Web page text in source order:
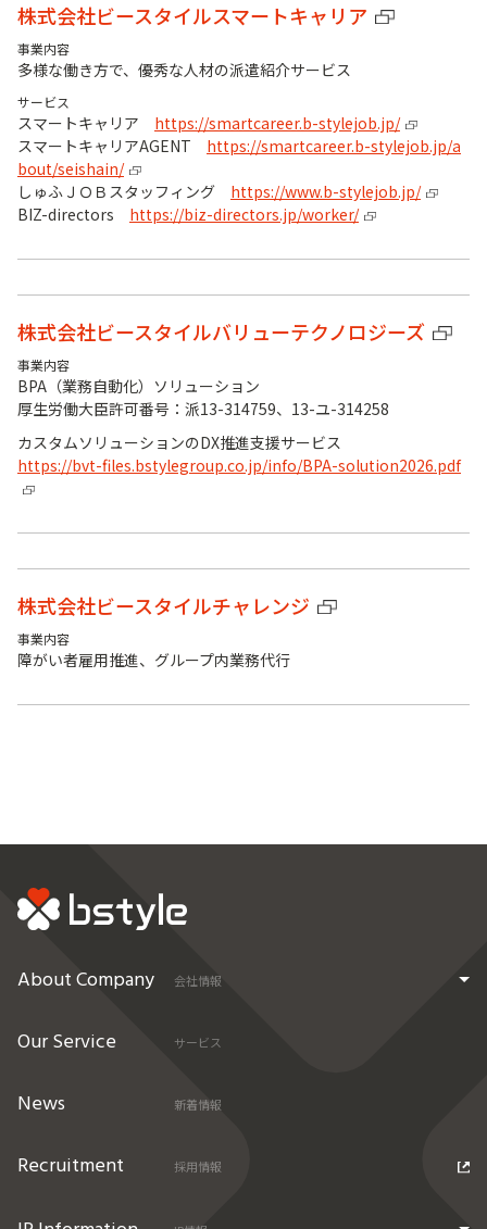
株式会社ビースタイルスマートキャリア
事業内容
多様な働き方で、優秀な人材の派遣紹介サービス
サービス
スマートキャリア https://smartcareer.b-stylejob.jp/
スマートキャリアAGENT https://smartcareer.b-stylejob.jp/a
bout/seishain/
しゅふＪＯＢスタッフィング https://www.b-stylejob.jp/
BIZ-directors https://biz-directors.jp/worker/
株式会社ビースタイルバリューテクノロジーズ
事業内容
BPA（業務自動化）ソリューション
厚生労働大臣許可番号：派13-314759、13-ユ-314258
カスタムソリューションのDX推進支援サービス
https://bvt-files.bstylegroup.co.jp/info/BPA-solution2026.pdf
株式会社ビースタイルチャレンジ
事業内容
障がい者雇用推進、グループ内業務代行
About Company 会社情報
Our Service サービス
News 新着情報
Recruitment 採用情報